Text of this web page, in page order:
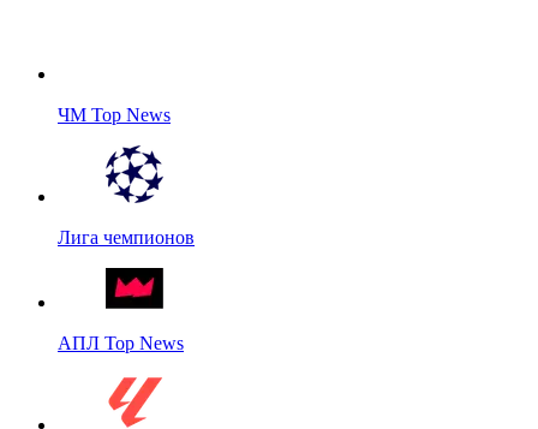
ЧМ Top News
Лига чемпионов
АПЛ Top News